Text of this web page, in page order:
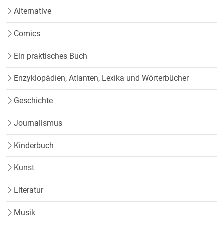
Alternative
Comics
Ein praktisches Buch
Enzyklopädien, Atlanten, Lexika und Wörterbücher
Geschichte
Journalismus
Kinderbuch
Kunst
Literatur
Musik